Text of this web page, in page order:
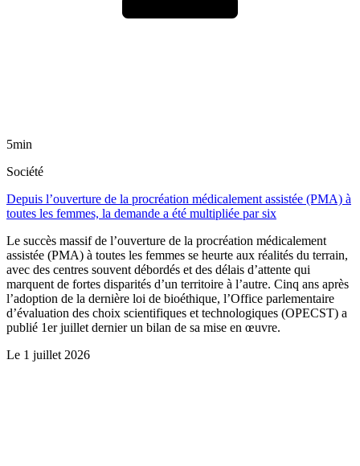
5min
Société
Depuis l’ouverture de la procréation médicalement assistée (PMA) à
toutes les femmes, la demande a été multipliée par six
Le succès massif de l’ouverture de la procréation médicalement
assistée (PMA) à toutes les femmes se heurte aux réalités du terrain,
avec des centres souvent débordés et des délais d’attente qui
marquent de fortes disparités d’un territoire à l’autre. Cinq ans après
l’adoption de la dernière loi de bioéthique, l’Office parlementaire
d’évaluation des choix scientifiques et technologiques (OPECST) a
publié 1er juillet dernier un bilan de sa mise en œuvre.
Le 1 juillet 2026